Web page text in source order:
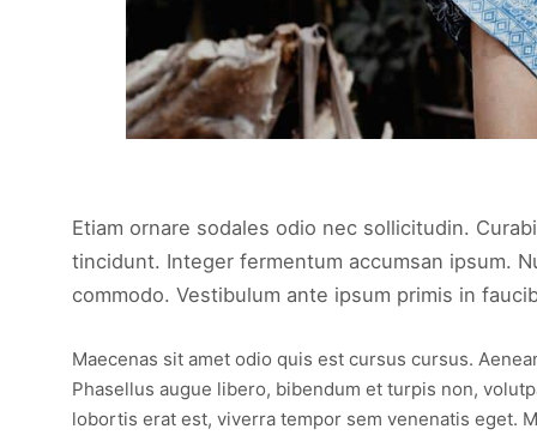
Etiam ornare sodales odio nec sollicitudin.
tincidunt. Integer fermentum accumsan ipsum.
commodo. Vestibulum ante ipsum primis in
Maecenas sit amet odio quis est cursus cursus.
Phasellus augue libero, bibendum et turpis non,
lobortis erat est, viverra tempor sem venenatis eget.